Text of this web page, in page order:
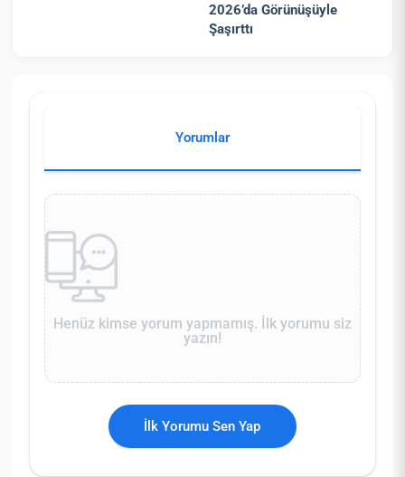
2026’da Görünüşüyle
Şaşırttı
Yorumlar
Henüz kimse yorum yapmamış. İlk yorumu siz
yazın!
İlk Yorumu Sen Yap